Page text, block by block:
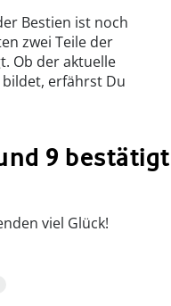
Bestien ist noch
zwei Teile der
Ob der aktuelle
erfährst Du
9 bestätigt
viel Glück!